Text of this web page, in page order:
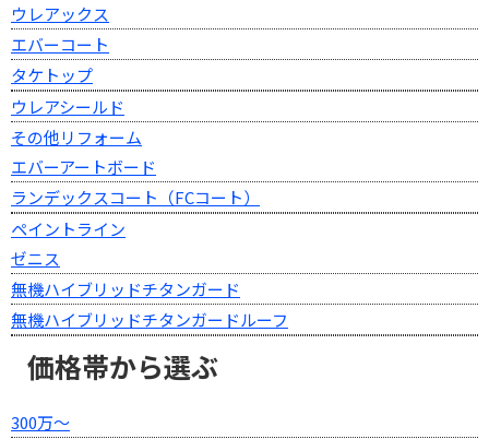
ウレアックス
エバーコート
タケトップ
ウレアシールド
その他リフォーム
エバーアートボード
ランデックスコート（FCコート）
ペイントライン
ゼニス
無機ハイブリッドチタンガード
無機ハイブリッドチタンガードルーフ
価格帯から選ぶ
300万～